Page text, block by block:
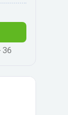
36